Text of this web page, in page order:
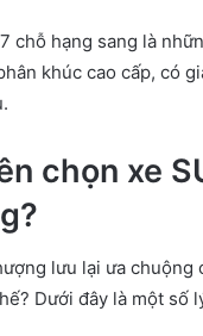
chỗ hạng sang là
khúc cao cấp, có
chọn xe
lưu lại ưa chuộng
Dưới đây là một số